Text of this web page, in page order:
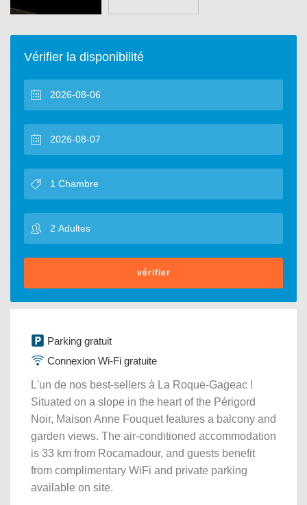
Vérifier la disponibilité
vérifier
Parking gratuit
Connexion Wi-Fi gratuite
L'un de nos best-sellers à La Roque-Gageac !
Situated on a slope in the heart of the Périgord
Noir, Maison Anne Fouquet features a balcony and
garden views. The air-conditioned accommodation
is 33 km from Rocamadour, and guests benefit
from complimentary WiFi and private parking
available on site.